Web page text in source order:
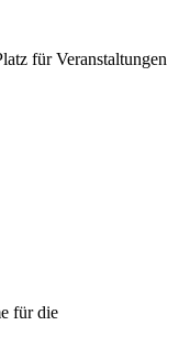
für Veranstaltungen
für die